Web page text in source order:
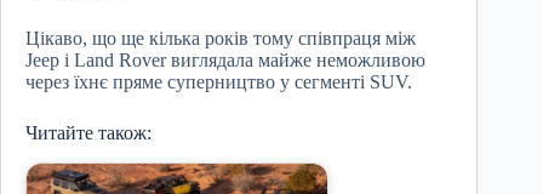
Цікаво, що ще кілька років тому співпраця між
Jeep і Land Rover виглядала майже неможливою
через їхнє пряме суперництво у сегменті SUV.
Читайте також: